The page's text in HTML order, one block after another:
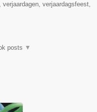
verjaardagsfeest,
posts ▼